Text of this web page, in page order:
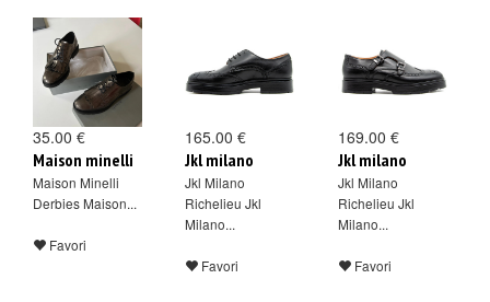
35.00 €
Maison minelli
Maison Minelli
Derbies Maison...
Favori
165.00 €
Jkl milano
Jkl Milano
Richelieu Jkl
Milano...
Favori
169.00 €
Jkl milano
Jkl Milano
Richelieu Jkl
Milano...
Favori